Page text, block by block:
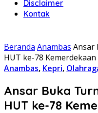
Disclaimer
Kontak
Beranda Anambas Ansar
HUT ke-78 Kemerdekaan
Anambas, Kepri,
Ansar Buka
HUT ke-78